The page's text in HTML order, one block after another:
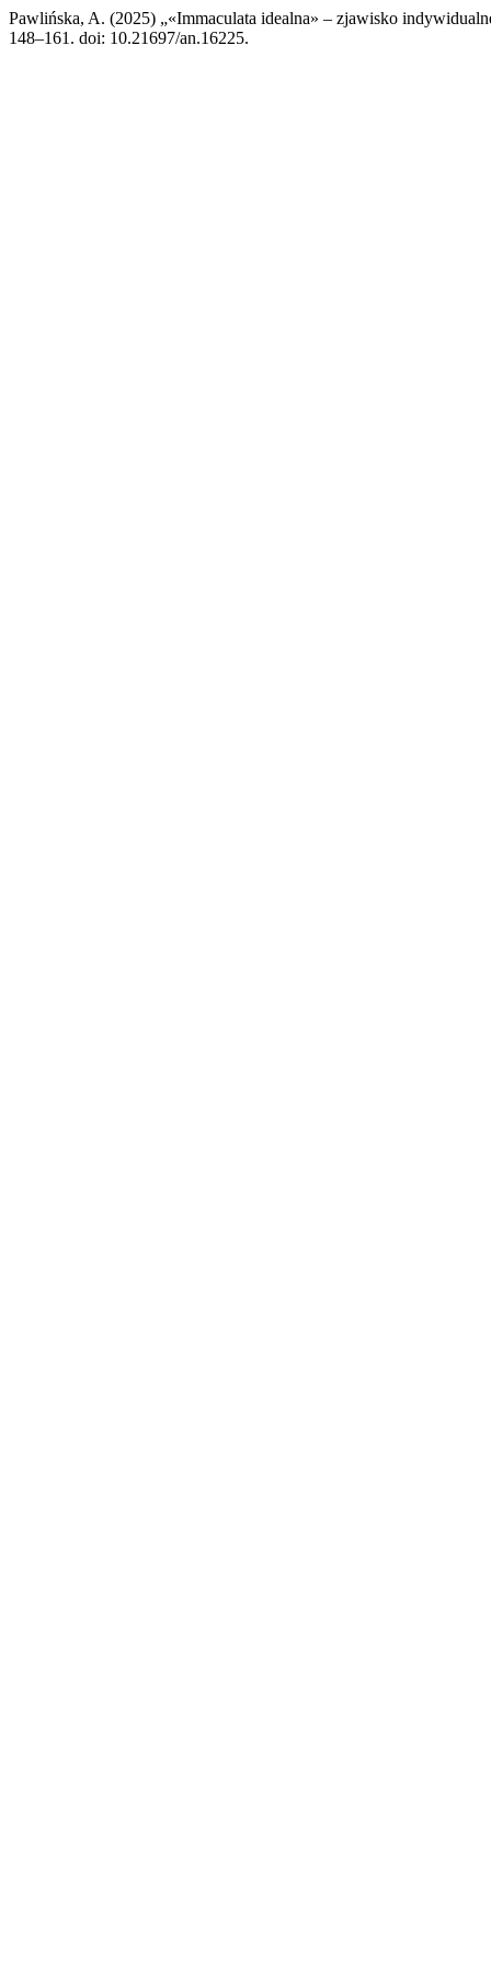
Pawlińska, A. (2025) „«Immaculata idealna» – zjawisko
148–161. doi: 10.21697/an.16225.